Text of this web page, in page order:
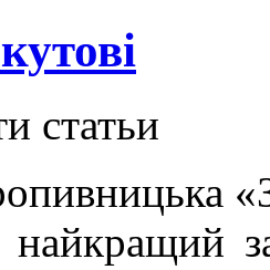
статьи
найкращий